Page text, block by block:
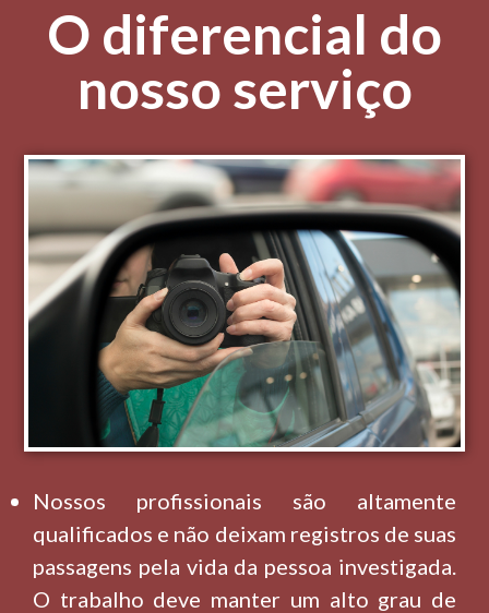
O diferencial do
nosso serviço
Nossos profissionais são altamente
qualificados e não deixam registros de suas
passagens pela vida da pessoa investigada.
O trabalho deve manter um alto grau de